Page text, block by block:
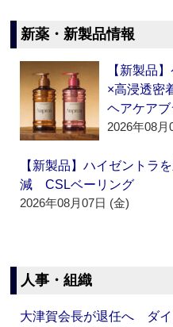
新薬・新製品情報
【新製品
×高浸透密
ヘアケア
2026年08月
【新製品】ハイゼントラ
減 CSLベーリング
2026年08月07日 (金)
人事・組織
大津賀会長が退任へ ダイ